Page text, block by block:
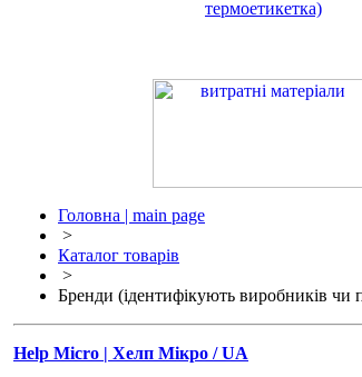
термоетикетка)
Головна | main page
>
Каталог товарів
>
Бренди (ідентифікують виробників чи
Help Micro | Хелп Мікро / UA